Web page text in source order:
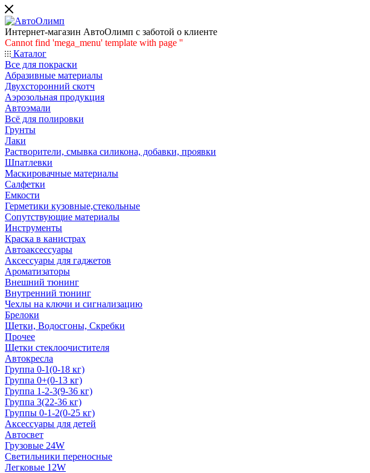
Интернет-магазин АвтоОлимп с заботой о клиенте
Cannot find 'mega_menu' template with page ''
Каталог
Все для покраски
Абразивные материалы
Двухсторонний скотч
Аэрозольная продукция
Автоэмали
Всё для полировки
Грунты
Лаки
Растворители, смывка силикона, добавки, проявки
Шпатлевки
Маскировачные материалы
Салфетки
Емкости
Герметики кузовные,стекольные
Сопутствующие материалы
Инструменты
Краска в канистрах
Автоаксессуары
Аксессуары для гаджетов
Ароматизаторы
Внешний тюнинг
Внутренний тюнинг
Чехлы на ключи и сигнализацию
Брелоки
Щетки, Водосгоны, Скребки
Прочее
Щетки стеклоочистителя
Автокресла
Группа 0-1(0-18 кг)
Группа 0+(0-13 кг)
Группа 1-2-3(9-36 кг)
Группа 3(22-36 кг)
Группы 0-1-2(0-25 кг)
Аксессуары для детей
Автосвет
Грузовые 24W
Светильники переносные
Легковые 12W